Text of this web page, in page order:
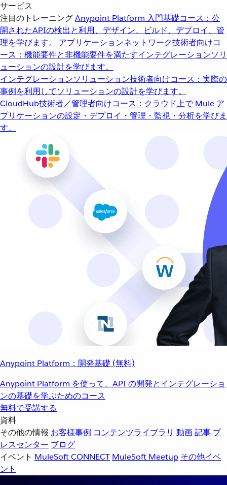
サービス
注目のトレーニングAnypoint Platform 入門基礎コース：公
開されたAPIの検出と利用、デザイン、ビルド、デプロイ、管
理を学びます。
アプリケーションネットワーク技術者向けコ
ース：機能要件と非機能要件を満たすインテグレーションソリ
ューションの設計を学びます。
インテグレーションソリューション技術者向けコース：実際の
事例を利用してソリューションの設計を学びます。
CloudHub技術者／管理者向けコース：クラウド上で Mule ア
プリケーションの設定・デプロイ・管理・監視・分析を学びま
す。
Anypoint Platform：開発基礎 (無料)
Anypoint Platform を使って、API の開発とインテグレーショ
ンの基礎を学ぶためのコース
無料で受講する
資料
その他の情報 お客様事例 コンテンツライブラリ 動画記事 プ
レスセンター ブログ
イベント MuleSoft CONNECT MuleSoft Meetup その他イベ
ント